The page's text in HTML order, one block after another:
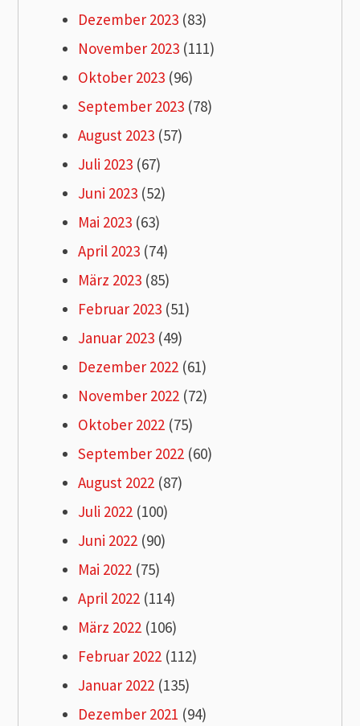
Dezember 2023 (83)
November 2023 (111)
Oktober 2023 (96)
September 2023 (78)
August 2023 (57)
Juli 2023 (67)
Juni 2023 (52)
Mai 2023 (63)
April 2023 (74)
März 2023 (85)
Februar 2023 (51)
Januar 2023 (49)
Dezember 2022 (61)
November 2022 (72)
Oktober 2022 (75)
September 2022 (60)
August 2022 (87)
Juli 2022 (100)
Juni 2022 (90)
Mai 2022 (75)
April 2022 (114)
März 2022 (106)
Februar 2022 (112)
Januar 2022 (135)
Dezember 2021 (94)